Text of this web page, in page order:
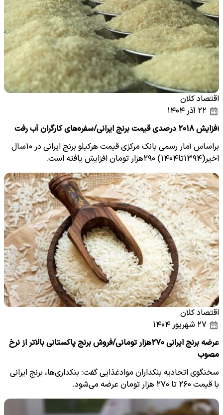
اقتصاد کلان
افزایش ۲۰۱۸ درصدی قیمت برنج ایرانی/سفره‌های کارگران آب رفت
براساس آمار رسمی بانک مرکزی قیمت هرکیلو برنج ایرانی در ۱۰سال
اخیر(۱۳۹۴تا۱۴۰۴) ۲۹۰هزار تومان افزایش یافته است.
اقتصاد کلان
عرضه برنج ایرانی ۲۷۰هزار تومانی/فروش برنج پاکستانی بالاتر از نرخ
مصوب
سخنگوی اتحادیه بنکداران موادغذایی گفت: بنکداری‌ها، برنج ایرانی
با قیمت ۲۶۰ تا ۲۷۰ هزار تومان عرضه می‌شود.